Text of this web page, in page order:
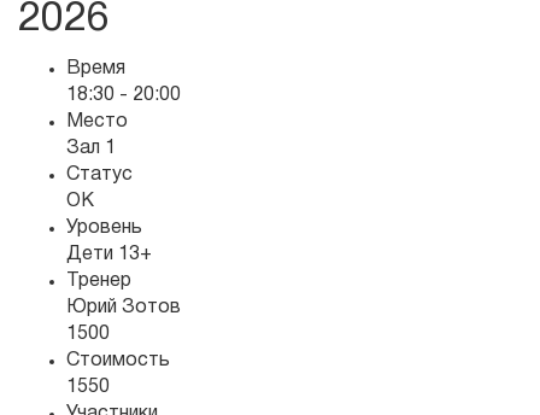
2026
Время
18:30 - 20:00
Место
Зал 1
Статус
OK
Уровень
Дети 13+
Тренер
Юрий Зотов
1500
Стоимость
1550